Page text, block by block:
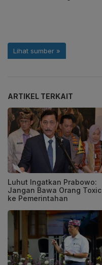
ARTIKEL TERKAIT
Luhut Ingatkan Prabowo:
Jangan Bawa Orang Toxic
ke Pemerintahan